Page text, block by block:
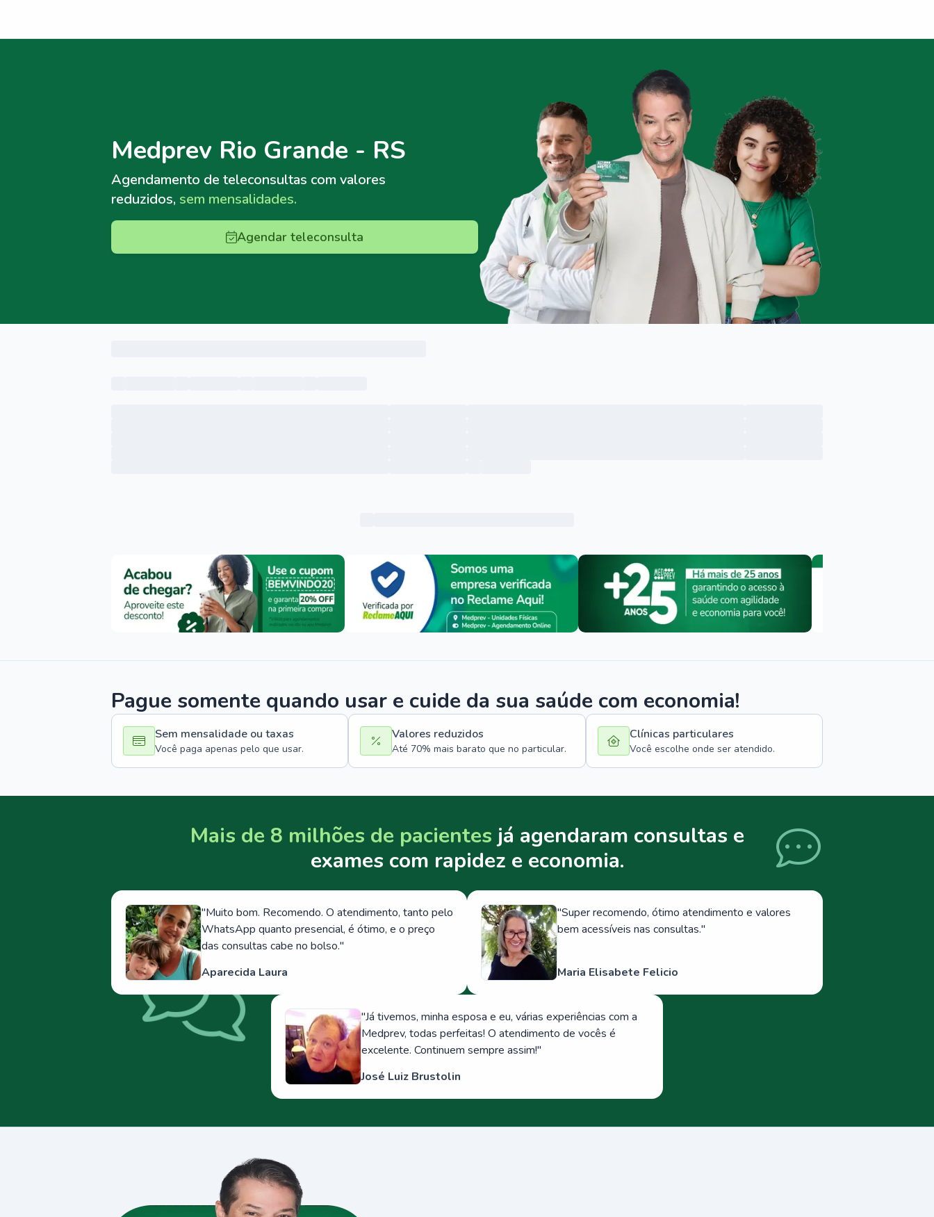
Medprev Rio Grande - RS
Agendamento de teleconsultas com valores
reduzidos, sem mensalidades.
Agendar teleconsulta
Menu lateral
Pague somente quando usar e cuide da sua saúde com economia!
Sem mensalidade ou taxas
Você paga apenas pelo que usar.
Valores reduzidos
Até 70% mais barato que no particular.
Clínicas particulares
Você escolhe onde ser atendido.
Mais de 8 milhões de pacientes já agendaram consultas e
exames com rapidez e economia.
"Muito bom. Recomendo. O atendimento, tanto pelo
WhatsApp quanto presencial, é ótimo, e o preço
das consultas cabe no bolso."
Aparecida Laura
"Super recomendo, ótimo atendimento e valores
bem acessíveis nas consultas."
Maria Elisabete Felicio
"Já tivemos, minha esposa e eu, várias experiências com a
Medprev, todas perfeitas! O atendimento de vocês é
excelente. Continuem sempre assim!"
José Luiz Brustolin